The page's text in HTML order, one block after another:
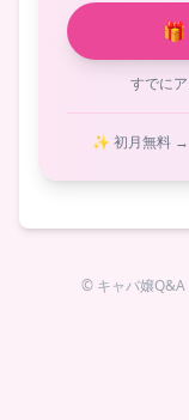
🎁
すでに
✨ 初月無料 →
© キャバ嬢Q&A